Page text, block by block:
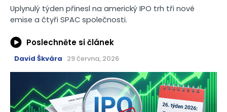
Uplynulý týden přinesl na americký IPO trh tři nové
emise a čtyři SPAC společnosti.
Poslechněte si článek
David Škvára 29 června, 2026